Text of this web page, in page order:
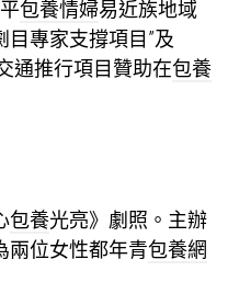
包養情婦易近族地域
專家支撐項目”及
通推行項目贊助在包養
包養光亮》劇照。主辦
兩位女性都年青包養網